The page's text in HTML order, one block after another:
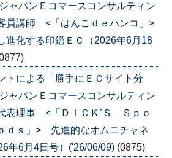
パンＥコマースコンサルティン
員講師 <「はんこｄｅハンコ」>
化する印鑑ＥＣ（2026年6月18
トによる「勝手にＥＣサイト分
パンＥコマースコンサルティン
表理事 <「ＤＩＣＫ’Ｓ Ｓｐｏ
ｄｓ」> 先進的なオムニチャネ
年6月4日号）('26/06/09) (0875)